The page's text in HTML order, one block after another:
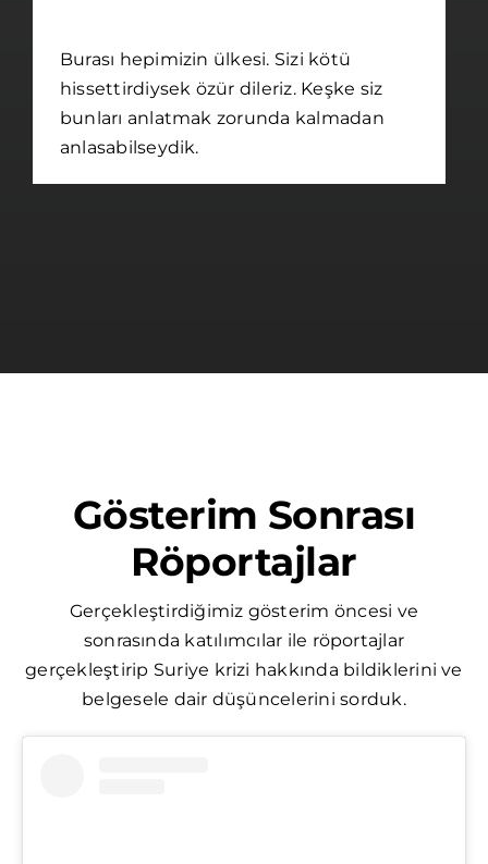
Burası hepimizin ülkesi. Sizi kötü
hissettirdiysek özür dileriz. Keşke siz
bunları anlatmak zorunda kalmadan
anlasabilseydik.
Gösterim Sonrası
Röportajlar
Gerçekleştirdiğimiz gösterim öncesi ve
sonrasında katılımcılar ile röportajlar
gerçekleştirip Suriye krizi hakkında bildiklerini ve
belgesele dair düşüncelerini sorduk.